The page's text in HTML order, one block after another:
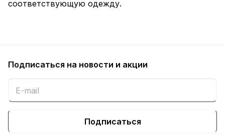
соответствующую одежду.
Подписаться на новости и акции
Подписаться